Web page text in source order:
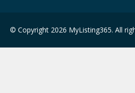
© Copyright 2026 MyListing365. All